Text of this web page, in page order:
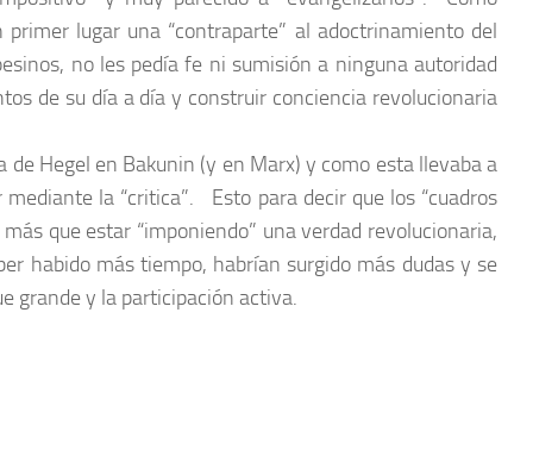
lugar una “contraparte” al adoctrinamiento del
no les pedía fe ni sumisión a ninguna autoridad
de su día a día y construir conciencia revolucionaria
Hegel en Bakunin (y en Marx) y como esta llevaba a
la “critica”. Esto para decir que los “cuadros
que estar “imponiendo” una verdad revolucionaria,
habido más tiempo, habrían surgido más dudas y se
grande y la participación activa.